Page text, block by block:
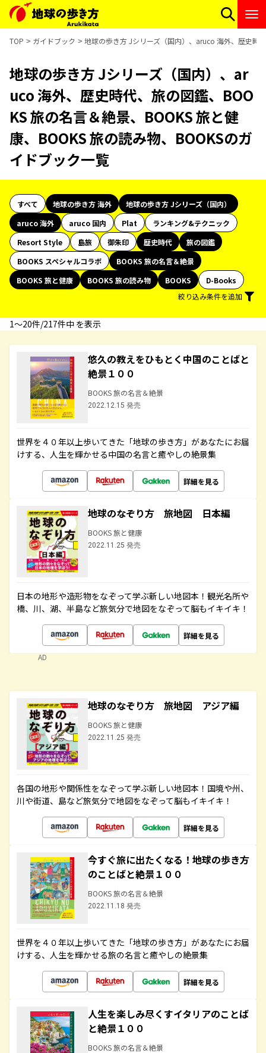
TOP ガイドブック 地球の歩き方 Jシリーズ（国内）、aruco 海外、歴史時
地球の歩き方 Jシリーズ（国内）、ar
uco 海外、歴史時代、旅の図鑑、BOO
KS 旅の名言＆絶景、BOOKS 旅と健
康、BOOKS 旅の読み物、BOOKSのガ
イドブック一覧
すべて 地球の歩き方 海外
地球の歩き方 Jシリーズ（国内）
aruco 海外
aruco 国内 Plat
ランキング&テクニック
Resort Style
島旅 御朱印 歴史時代
旅の図鑑
BOOKS スペシャルコラボ
BOOKS 旅の名言＆絶景
BOOKS 旅と健康
BOOKS 旅の読み物 BOOKS
D-Books
絞り込み条件を追加
1〜20件/217件中 を表示
悠久の教えをひもとく中国のことばと
絶景１００
BOOKS 旅の名言＆絶景
2022.12.15 発売
世界を４０年以上歩いてきた「地球の歩き方」があなたにお届
けする、人生を輝かせる中国の名言と癒やしの絶景集
詳細を見る
地球のなぞり方 旅地図 日本編
BOOKS 旅と健康
2022.11.25 発売
日本の地形や造形物をなぞって学ぶ新しい地図本！観光名所や
橋、川、湖、半島など旅気分で地図をなぞって脳もイキイキ！
詳細を見る
AD
地球のなぞり方 旅地図 アジア編
BOOKS 旅と健康
2022.11.25 発売
各国の地形や関係性をなぞって学ぶ新しい地図本！国境や州、
川や街道、島など旅気分で地図をなぞって脳もイキイキ！
詳細を見る
今すぐ旅に出たくなる！地球の歩き方
のことばと絶景１００
BOOKS 旅の名言＆絶景
2022.11.18 発売
世界を４０年以上歩いてきた「地球の歩き方」があなたにお届
けする、人生を輝かせる旅の名言と癒やしの絶景集
詳細を見る
人生を楽しみ尽くすイタリアのことば
と絶景１００
BOOKS 旅の名言＆絶景